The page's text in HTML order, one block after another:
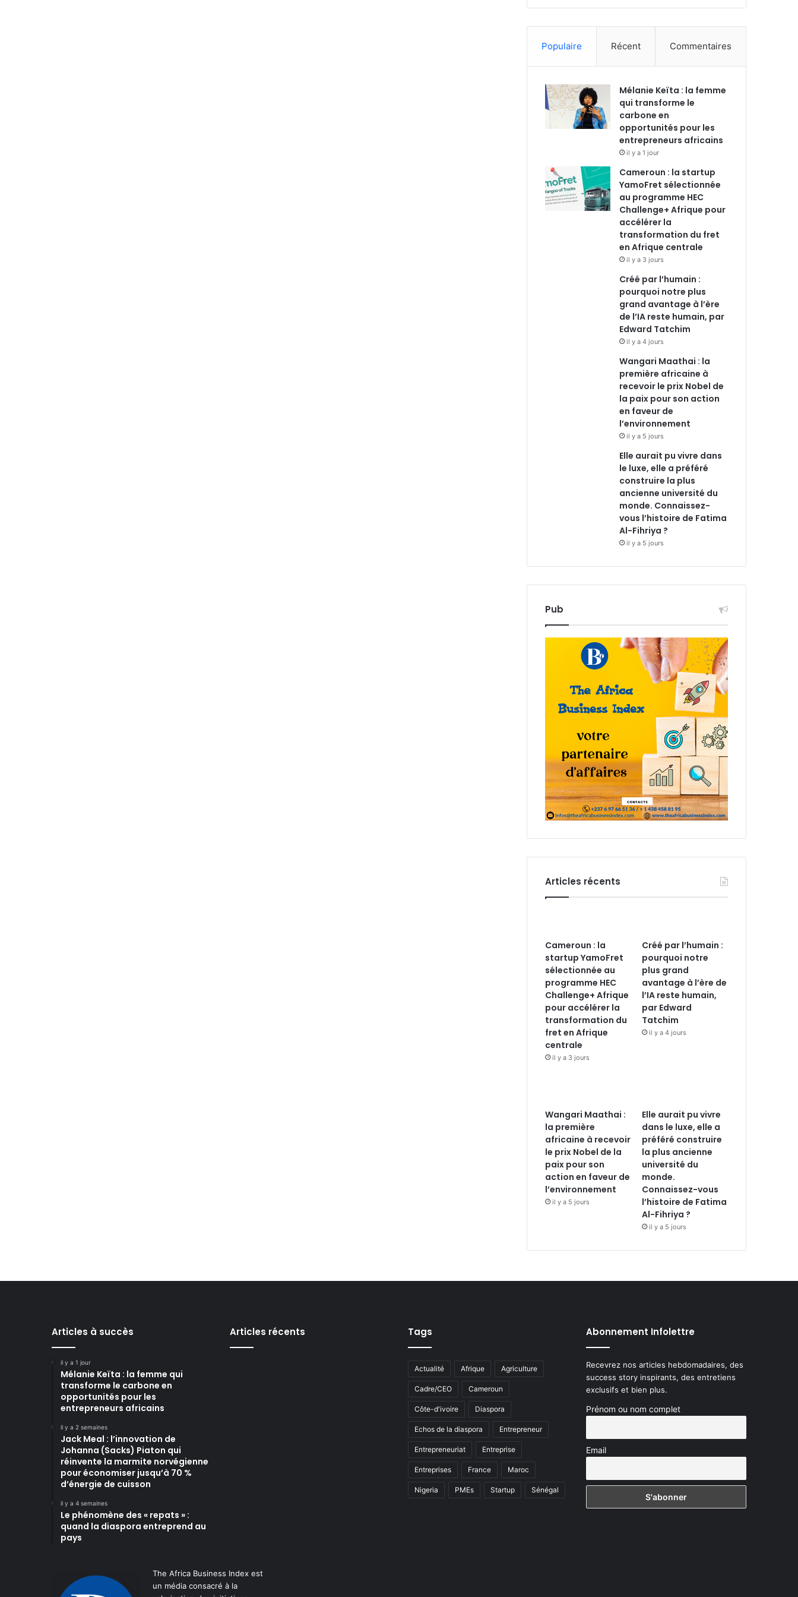
c
e
o
n
k
d
i
n
u
b
e
s
t
g
a
m
Populaire Récent Commentaires
Mélanie Keïta : la femme
qui transforme le
carbone en
opportunités pour les
entrepreneurs africains
il y a 1 jour
Cameroun : la startup
YamoFret sélectionnée
au programme HEC
Challenge+ Afrique pour
accélérer la
transformation du fret
en Afrique centrale
il y a 3 jours
Créé par l’humain :
pourquoi notre plus
grand avantage à l’ère
de l’IA reste humain, par
Edward Tatchim
il y a 4 jours
Wangari Maathai : la
première africaine à
recevoir le prix Nobel de
la paix pour son action
en faveur de
l’environnement
il y a 5 jours
Elle aurait pu vivre dans
le luxe, elle a préféré
construire la plus
ancienne université du
monde. Connaissez-
vous l’histoire de Fatima
Al-Fihriya ?
il y a 5 jours
Pub
Articles récents
Cameroun : la
startup YamoFret
sélectionnée au
programme HEC
Challenge+ Afrique
pour accélérer la
transformation du
fret en Afrique
centrale
il y a 3 jours
Créé par l’humain :
pourquoi notre
plus grand
avantage à l’ère de
l’IA reste humain,
par Edward
Tatchim
il y a 4 jours
Wangari Maathai :
la première
africaine à recevoir
le prix Nobel de la
paix pour son
action en faveur de
l’environnement
il y a 5 jours
Elle aurait pu vivre
dans le luxe, elle a
préféré construire
la plus ancienne
université du
monde.
Connaissez-vous
l’histoire de Fatima
Al-Fihriya ?
il y a 5 jours
Articles à succès
il y a 1 jour
Mélanie Keïta : la femme qui
transforme le carbone en
opportunités pour les
entrepreneurs africains
il y a 2 semaines
Jack Meal : l’innovation de
Johanna (Sacks) Piaton qui
réinvente la marmite norvégienne
pour économiser jusqu’à 70 %
d’énergie de cuisson
il y a 4 semaines
Le phénomène des « repats » :
quand la diaspora entreprend au
pays
Articles récents Tags
Actualité Afrique Agriculture
Cadre/CEO Cameroun
Côte-d'ivoire Diaspora
Echos de la diaspora Entrepreneur
Entrepreneuriat Entreprise
Entreprises France Maroc
Nigeria PMEs Startup Sénégal
Abonnement Infolettre
Recevrez nos articles hebdomadaires, des
success story inspirants, des entretiens
exclusifs et bien plus.
Prénom ou nom complet
Email
The Africa Business Index est
un média consacré à la